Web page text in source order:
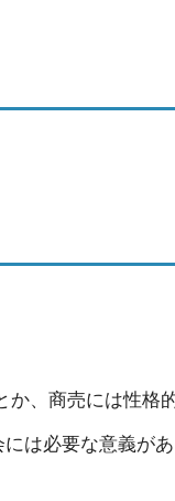
か、商売には性格
は必要な意義があ